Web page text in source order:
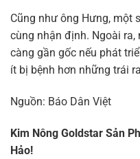
Cũng như ông Hưng, một
cùng nhận định. Ngoài ra,
càng gần gốc nếu phát
ít bị bệnh hơn những trái
Nguồn: Báo Dân Việt
Kim Nông Goldstar Sản
Hảo!